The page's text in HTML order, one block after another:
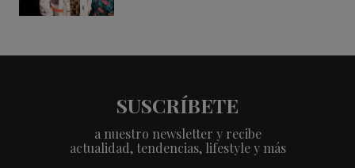
SUSCRÍBETE
a nuestro newsletter y recibe
actualidad, tendencias, lifestyle y más